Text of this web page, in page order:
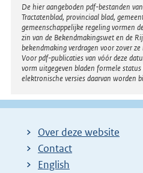
Disclaimer
De hier aangeboden pdf-bestanden
Tractatenblad, provinciaal blad,
gemeenschappelijke regeling vormen
zin van de Bekendmakingswet en de
bekendmaking verdragen voor zover
Voor pdf-publicaties van vóór deze
vorm uitgegeven bladen formele
elektronische versies daarvan worden
Over deze website
Contact
English